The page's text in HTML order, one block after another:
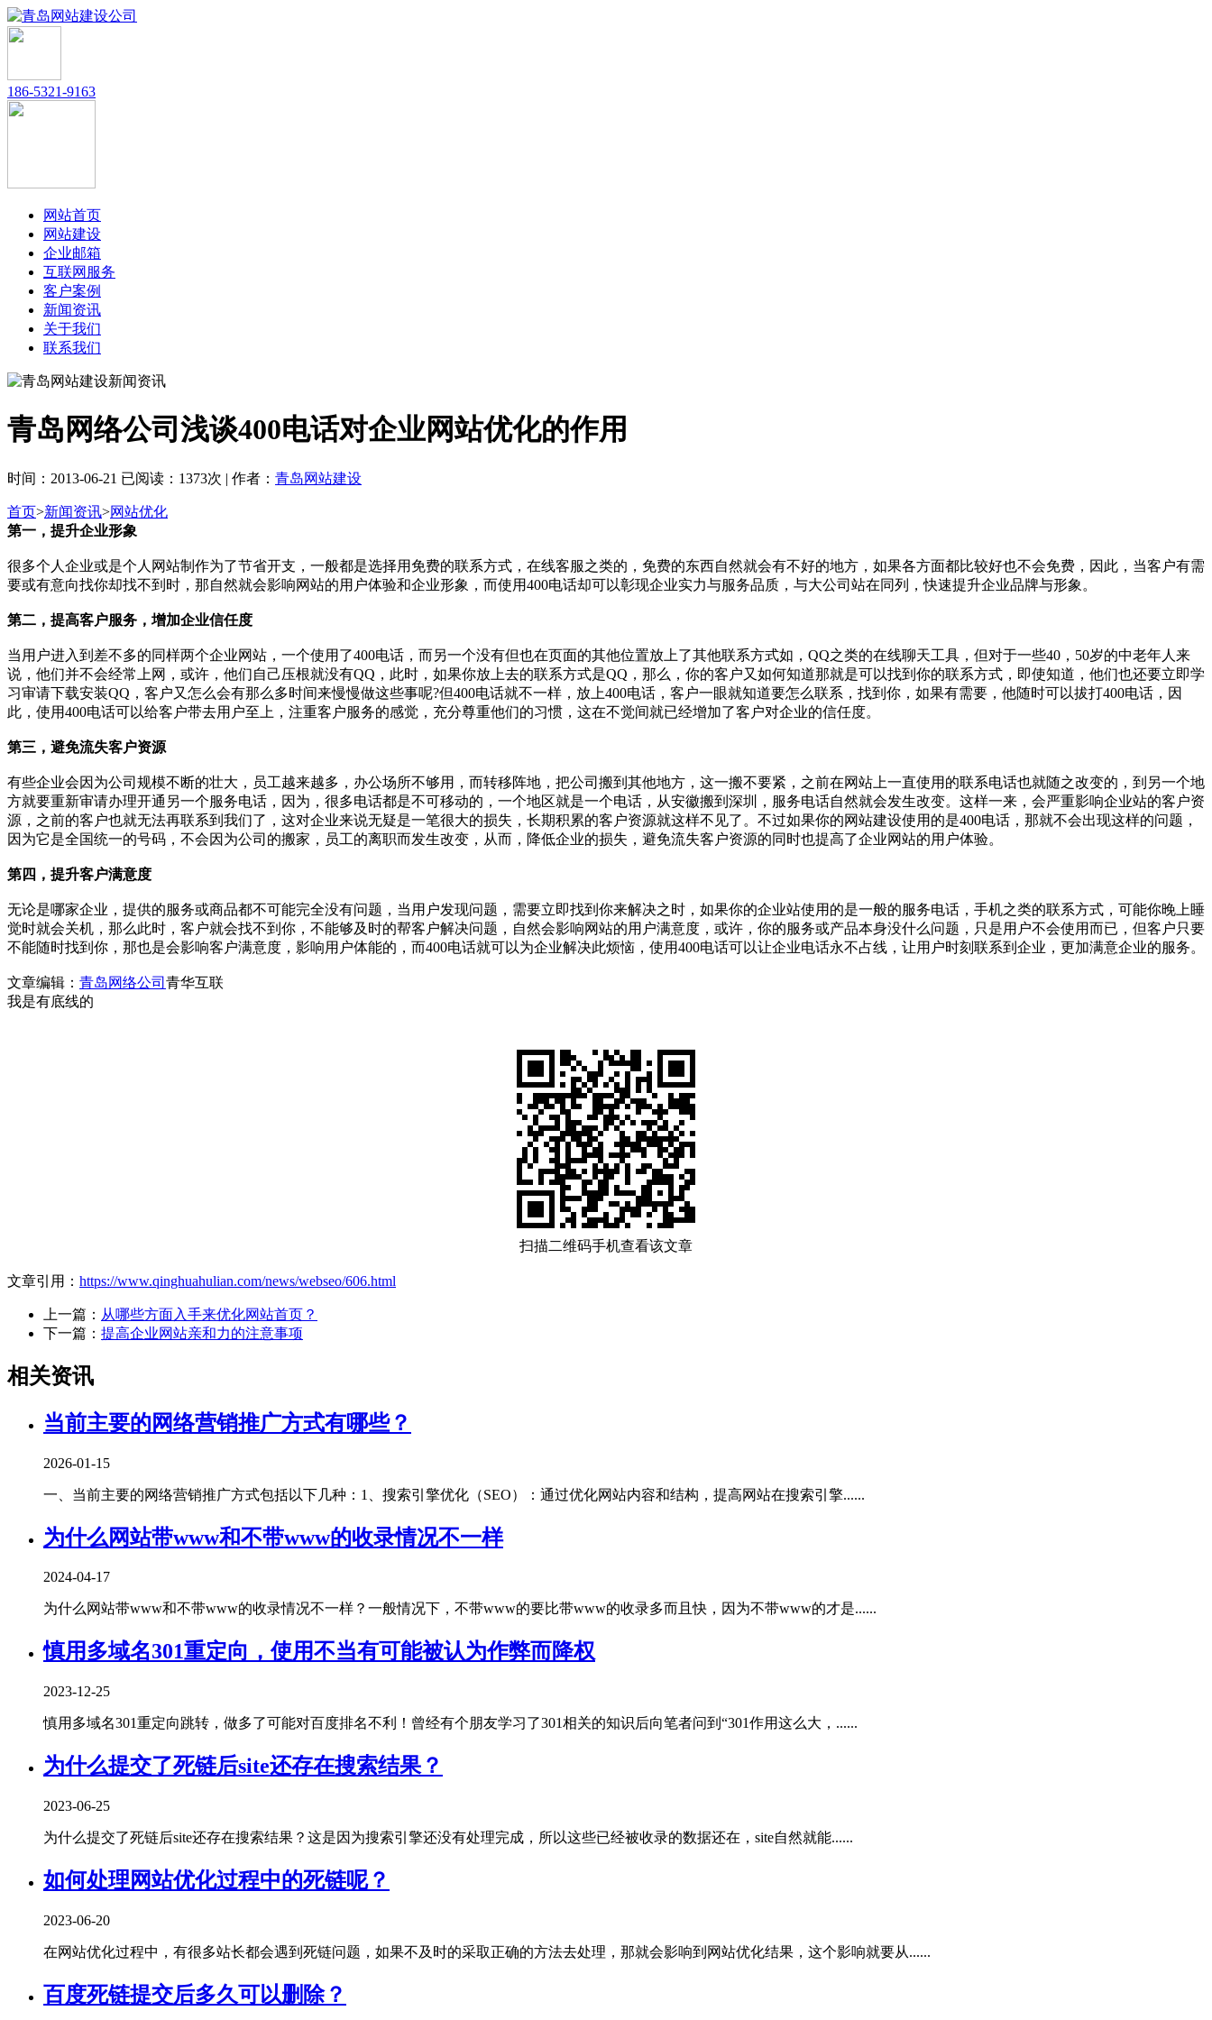
186-5321-9163
网站首页
网站建设
企业邮箱
互联网服务
客户案例
新闻资讯
关于我们
联系我们
青岛网络公司浅谈400电话对企业网站优化的作用
时间：2013-06-21 已阅读：1373次 | 作者： 青岛网站建设
首页>新闻资讯>网站优化
第一，提升企业形象
很多个人企业或是个人网站制作为了节省开支，一般都是选择用免费的联系方式，在线客服之类的，免费的东西自然就会有不好的地方，如果各方面都比较好也不会免费，因此，当客户有需
要或有意向找你却找不到时，那自然就会影响网站的用户体验和企业形象，而使用400电话却可以彰现企业实力与服务品质，与大公司站在同列，快速提升企业品牌与形象。
第二，提高客户服务，增加企业信任度
当用户进入到差不多的同样两个企业网站，一个使用了400电话，而另一个没有但也在页面的其他位置放上了其他联系方式如，QQ之类的在线聊天工具，但对于一些40，50岁的中老年人来
说，他们并不会经常上网，或许，他们自己压根就没有QQ，此时，如果你放上去的联系方式是QQ，那么，你的客户又如何知道那就是可以找到你的联系方式，即使知道，他们也还要立即学
习审请下载安装QQ，客户又怎么会有那么多时间来慢慢做这些事呢?但400电话就不一样，放上400电话，客户一眼就知道要怎么联系，找到你，如果有需要，他随时可以拔打400电话，因
此，使用400电话可以给客户带去用户至上，注重客户服务的感觉，充分尊重他们的习惯，这在不觉间就已经增加了客户对企业的信任度。
第三，避免流失客户资源
有些企业会因为公司规模不断的壮大，员工越来越多，办公场所不够用，而转移阵地，把公司搬到其他地方，这一搬不要紧，之前在网站上一直使用的联系电话也就随之改变的，到另一个地
方就要重新审请办理开通另一个服务电话，因为，很多电话都是不可移动的，一个地区就是一个电话，从安徽搬到深圳，服务电话自然就会发生改变。这样一来，会严重影响企业站的客户资
源，之前的客户也就无法再联系到我们了，这对企业来说无疑是一笔很大的损失，长期积累的客户资源就这样不见了。不过如果你的网站建设使用的是400电话，那就不会出现这样的问题，
因为它是全国统一的号码，不会因为公司的搬家，员工的离职而发生改变，从而，降低企业的损失，避免流失客户资源的同时也提高了企业网站的用户体验。
第四，提升客户满意度
无论是哪家企业，提供的服务或商品都不可能完全没有问题，当用户发现问题，需要立即找到你来解决之时，如果你的企业站使用的是一般的服务电话，手机之类的联系方式，可能你晚上睡
觉时就会关机，那么此时，客户就会找不到你，不能够及时的帮客户解决问题，自然会影响网站的用户满意度，或许，你的服务或产品本身没什么问题，只是用户不会使用而已，但客户只要
不能随时找到你，那也是会影响客户满意度，影响用户体能的，而400电话就可以为企业解决此烦恼，使用400电话可以让企业电话永不占线，让用户时刻联系到企业，更加满意企业的服务。
文章编辑： 青岛网络公司 青华互联
我是有底线的
扫描二维码手机查看该文章
文章引用： https://www.qinghuahulian.com/news/webseo/606.html
上一篇： 从哪些方面入手来优化网站首页？
下一篇： 提高企业网站亲和力的注意事项
相关资讯
当前主要的网络营销推广方式有哪些？
2026-01-15
一、当前主要的网络营销推广方式包括以下几种‌：1、‌搜索引擎优化（SEO）‌：通过优化网站内容和结构，提高网站在搜索引擎......
为什么网站带www和不带www的收录情况不一样
2024-04-17
为什么网站带www和不带www的收录情况不一样？一般情况下，不带www的要比带www的收录多而且快，因为不带www的才是......
慎用多域名301重定向，使用不当有可能被认为作弊而降权
2023-12-25
慎用多域名301重定向跳转，做多了可能对百度排名不利！曾经有个朋友学习了301相关的知识后向笔者问到“301作用这么大，......
为什么提交了死链后site还存在搜索结果？
2023-06-25
为什么提交了死链后site还存在搜索结果？这是因为搜索引擎还没有处理完成，所以这些已经被收录的数据还在，site自然就能......
如何处理网站优化过程中的死链呢？
2023-06-20
在网站优化过程中，有很多站长都会遇到死链问题，如果不及时的采取正确的方法去处理，那就会影响到网站优化结果，这个影响就要从......
百度死链提交后多久可以删除？